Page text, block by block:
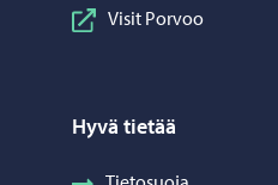
Visit Porvoo
Hyvä tietää